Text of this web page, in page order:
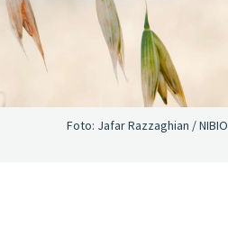
Foto: Jafar Razzaghian / NIBIO